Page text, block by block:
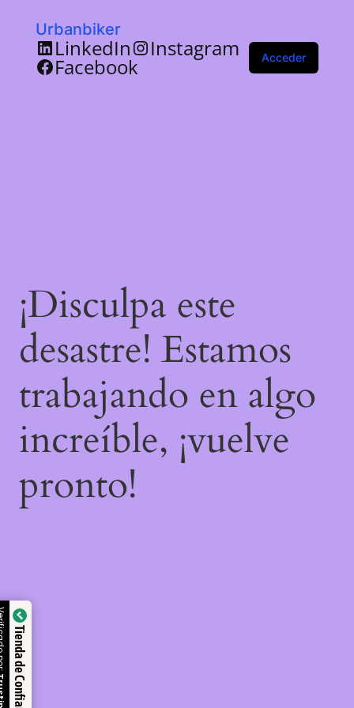
Urbanbiker
LinkedIn Instagram
Facebook Acceder
¡Disculpa este
desastre! Estamos
trabajando en algo
increíble, ¡vuelve
pronto!
Tienda de Confianza
por: